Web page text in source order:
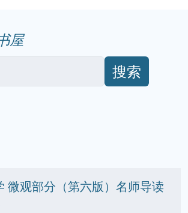
屋
搜索
微观部分（第六版）名师导读